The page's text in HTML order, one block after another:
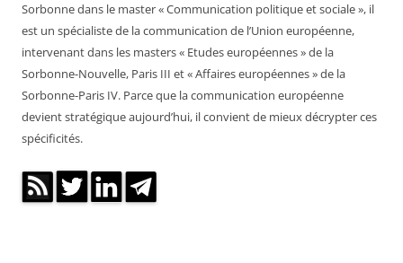
Sorbonne dans le master « Communication politique et sociale », il
est un spécialiste de la communication de l’Union européenne,
intervenant dans les masters « Etudes européennes » de la
Sorbonne-Nouvelle, Paris III et « Affaires européennes » de la
Sorbonne-Paris IV. Parce que la communication européenne
devient stratégique aujourd’hui, il convient de mieux décrypter ces
spécificités.